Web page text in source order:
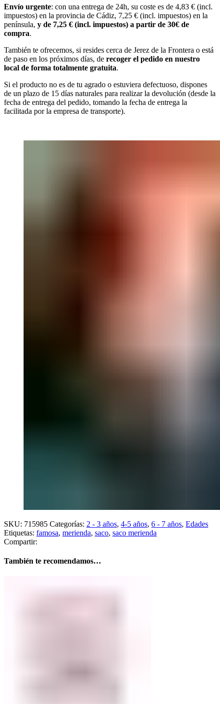
Envío urgente: con una entrega de 24h, su coste es de 4,83 € (incl.
impuestos) en la provincia de Cádiz, 7,25 € (incl. impuestos) en la
península, y de 7,25 € (incl. impuestos) a partir de 30€ de
compra.
También te ofrecemos, si resides cerca de Jerez de la Frontera o está
de paso en los próximos días, de recoger el pedido en nuestro
local de forma totalmente gratuita.
Si el producto no es de tu agrado o estuviera defectuoso, dispones
de un plazo de 15 días naturales para realizar la devolución (desde la
fecha de entrega del pedido, tomando la fecha de entrega la
facilitada por la empresa de transporte).
SKU: 715985 Categorías: 2 - 3 años, 4-5 años, 6 - 7 años, Edades
Etiquetas: famosa, merienda, saco, saco merienda
Compartir:
También te recomendamos…